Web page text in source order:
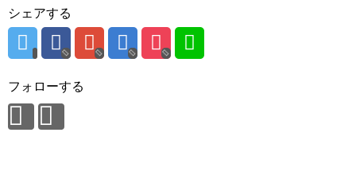
シェアする
フォローする